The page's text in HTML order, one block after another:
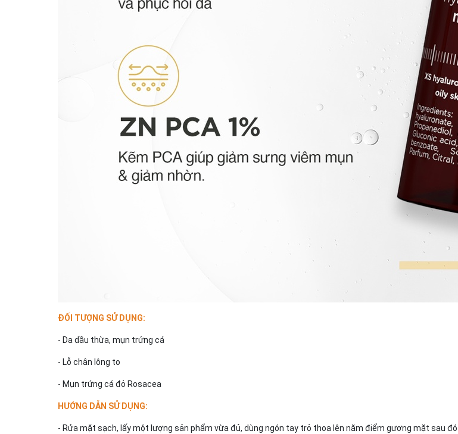
ĐỐI TƯỢNG SỬ DỤNG:
- Da dầu thừa, mụn trứng cá
- Lỗ chân lông to
- Mụn trứng cá đỏ Rosacea
HƯỚNG DẪN SỬ DỤNG:
- Rửa mặt sạch, lấy một lượng sản phẩm vừa đủ, dùng ngón tay trỏ thoa lên năm điểm gương mặt sau